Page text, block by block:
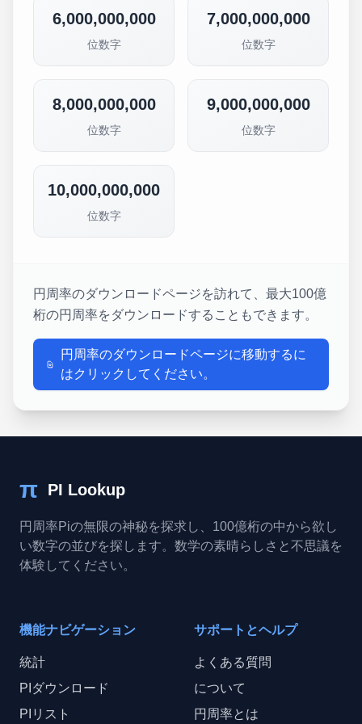
6,000,000,000
位数字
7,000,000,000
位数字
8,000,000,000
位数字
9,000,000,000
位数字
10,000,000,000
位数字
円周率のダウンロードページを訪れて、最大100億
桁の円周率をダウンロードすることもできます。
円周率のダウンロードページに移動するに
はクリックしてください。
π PI Lookup
円周率Piの無限の神秘を探求し、100億桁の中から欲し
い数字の並びを探します。数学の素晴らしさと不思議を
体験してください。
機能ナビゲーション
統計
PIダウンロード
PIリスト
サポートとヘルプ
よくある質問
について
円周率とは